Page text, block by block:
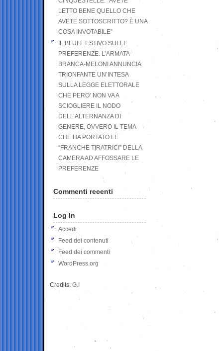
LETTO BENE QUELLO CHE
AVETE SOTTOSCRITTO? È UNA
COSA INVOTABILE”
IL BLUFF ESTIVO SULLE
PREFERENZE. L’ARMATA
BRANCA-MELONI ANNUNCIA
TRIONFANTE UN’INTESA
SULLA LEGGE ELETTORALE
CHE PERO’ NON VA A
SCIOGLIERE IL NODO
DELL’ALTERNANZA DI
GENERE, OVVERO IL TEMA
CHE HA PORTATO LE
“FRANCHE TIRATRICI” DELLA
CAMERA AD AFFOSSARE LE
PREFERENZE
Commenti recenti
Log In
Accedi
Feed dei contenuti
Feed dei commenti
WordPress.org
Credits: G.I